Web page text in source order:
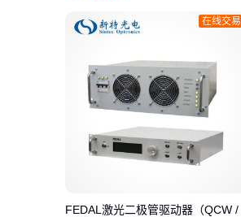
在线交易
FEDAL激光二极管驱动器（QCW /